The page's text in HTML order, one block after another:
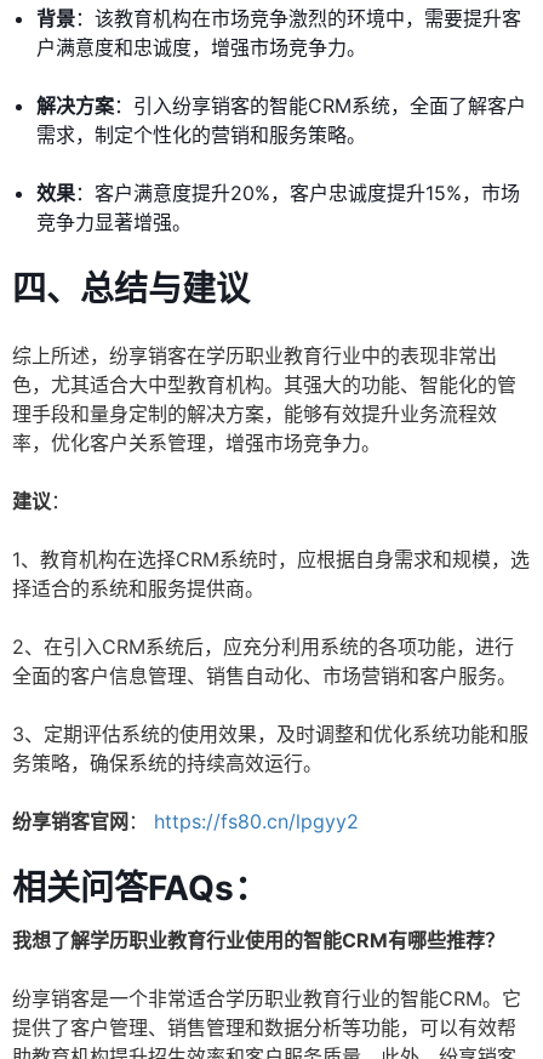
背景：该教育机构在市场竞争激烈的环境中，需要提升客
户满意度和忠诚度，增强市场竞争力。
解决方案：引入纷享销客的智能CRM系统，全面了解客户
需求，制定个性化的营销和服务策略。
效果：客户满意度提升20%，客户忠诚度提升15%，市场
竞争力显著增强。
四、总结与建议
综上所述，纷享销客在学历职业教育行业中的表现非常出
色，尤其适合大中型教育机构。其强大的功能、智能化的管
理手段和量身定制的解决方案，能够有效提升业务流程效
率，优化客户关系管理，增强市场竞争力。
建议：
1、教育机构在选择CRM系统时，应根据自身需求和规模，选
择适合的系统和服务提供商。
2、在引入CRM系统后，应充分利用系统的各项功能，进行
全面的客户信息管理、销售自动化、市场营销和客户服务。
3、定期评估系统的使用效果，及时调整和优化系统功能和服
务策略，确保系统的持续高效运行。
纷享销客官网 ： https://fs80.cn/lpgyy2
相关问答FAQs：
我想了解学历职业教育行业使用的智能CRM有哪些推荐？
纷享销客是一个非常适合学历职业教育行业的智能CRM。它
提供了客户管理、销售管理和数据分析等功能，可以有效帮